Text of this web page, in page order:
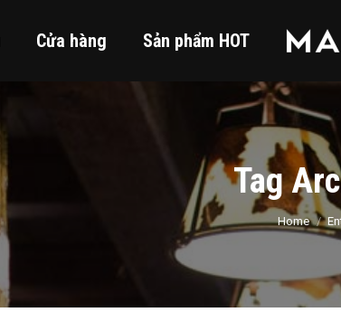
Cửa hàng Sản phẩm HOT
Tag
You are
Home